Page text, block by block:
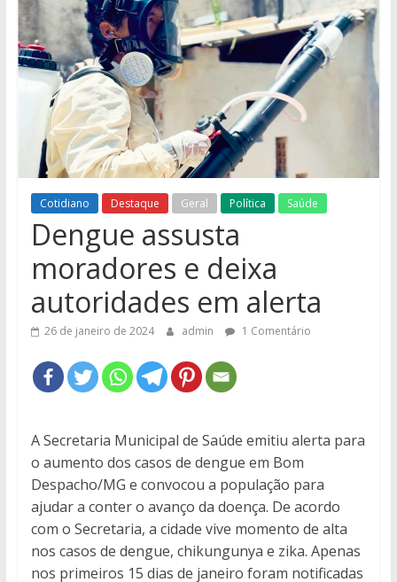
Região
Cotidiano Destaque Geral Política Saúde
Dengue assusta
moradores e deixa
autoridades em alerta
26 de janeiro de 2024 admin 1 Comentário
A Secretaria Municipal de Saúde emitiu alerta para
o aumento dos casos de dengue em Bom
Despacho/MG e convocou a população para
ajudar a conter o avanço da doença. De acordo
com o Secretaria, a cidade vive momento de alta
nos casos de dengue, chikungunya e zika. Apenas
nos primeiros 15 dias de janeiro foram notificadas